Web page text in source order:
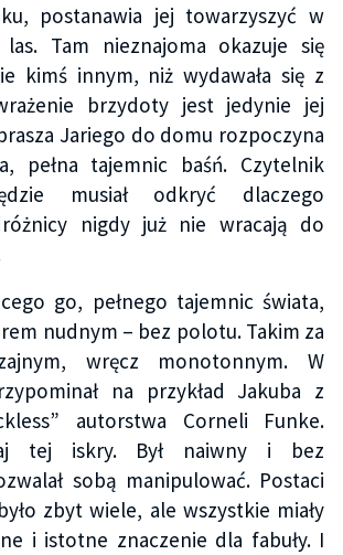
postanawia jej towarzyszyć w
Tam nieznajoma okazuje się
kimś innym, niż wydawała się z
brzydoty jest jedynie jej
Jariego do domu rozpoczyna
pełna tajemnic baśń. Czytelnik
musiał odkryć dlaczego
nigdy już nie wracają do
go, pełnego tajemnic świata,
nudnym – bez polotu. Takim za
wręcz monotonnym. W
na przykład Jakuba z
autorstwa Corneli Funke.
tej iskry. Był naiwny i bez
sobą manipulować. Postaci
zbyt wiele, ale wszystkie miały
i istotne znaczenie dla fabuły. I